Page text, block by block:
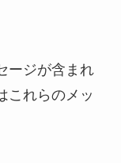
ージが含まれ
これらのメッ